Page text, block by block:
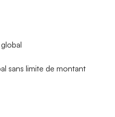
sans limite de montant